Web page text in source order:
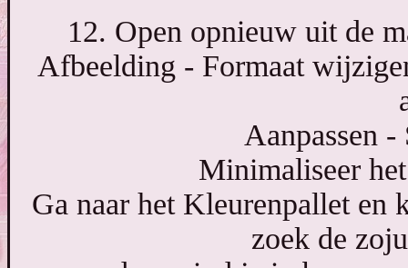
12. Open opnieuw uit de
Afbeelding - Formaat
Aanpassen -
Minimaliseer
Ga naar het Kleurenpallet en
zoek de